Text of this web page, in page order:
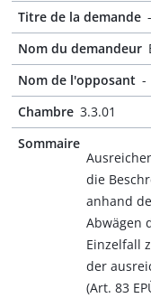
Titre de la demande -
Nom du demandeur
Nom de l'opposant -
Chambre 3.3.01
Sommaire
die
anhand
Abwägen
Einzelfall
der
(Art. 83